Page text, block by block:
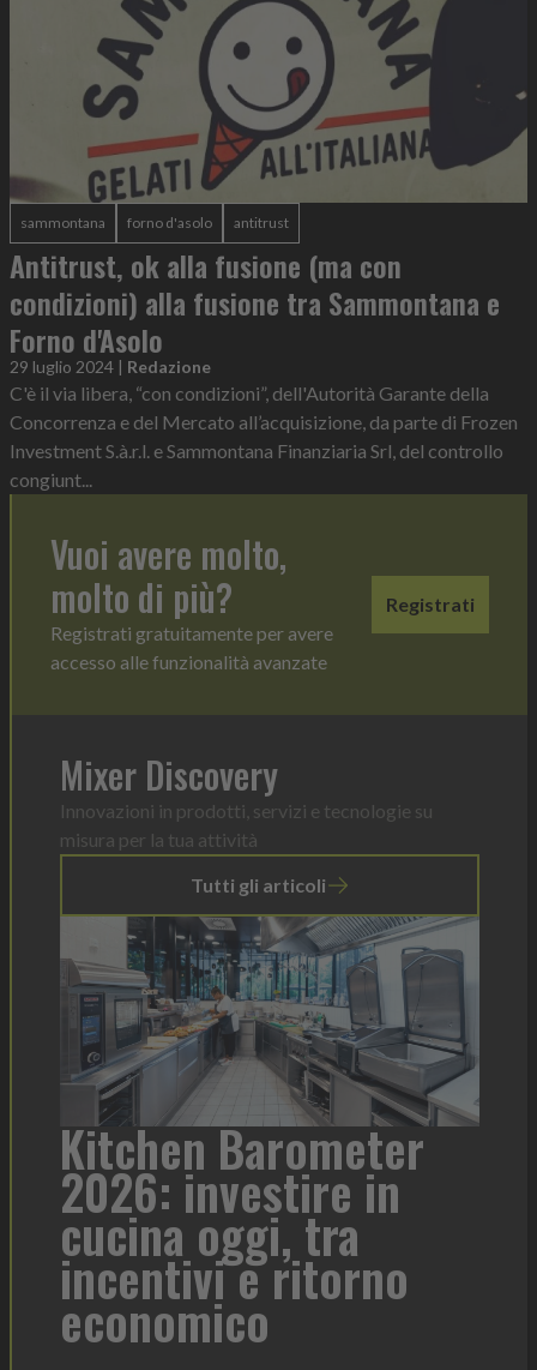
sammontana forno d'asolo antitrust
Antitrust, ok alla fusione (ma con
condizioni) alla fusione tra Sammontana e
Forno d'Asolo
29 luglio 2024 | Redazione
C'è il via libera, “con condizioni”, dell'Autorità Garante della
Concorrenza e del Mercato all’acquisizione, da parte di Frozen
Investment S.à.r.l. e Sammontana Finanziaria Srl, del controllo
congiunt...
Vuoi avere molto,
molto di più?
Registrati gratuitamente per avere
accesso alle funzionalità avanzate
Registrati
Mixer Discovery
Innovazioni in prodotti, servizi e tecnologie su
misura per la tua attività
Tutti gli articoli
in
Heinz
formato per ogni
contesto di
Heinz Mayonnaise Heinz
La novità di quest'anno è la Chef Bottle 1L: